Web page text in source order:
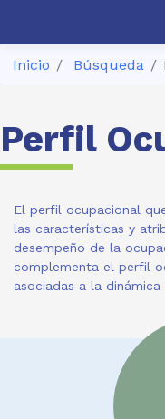
Inicio Búsqueda
Perfil
El perfil ocupacional
las características y
desempeño de la
complementa el perfil
asociadas a la